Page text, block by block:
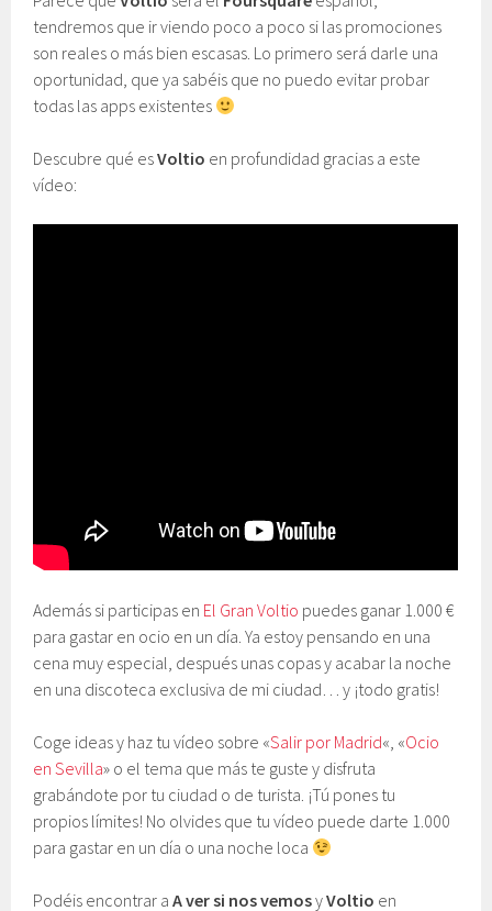
tendremos que ir viendo poco a poco si las promociones
son reales o más bien escasas. Lo primero será darle una
oportunidad, que ya sabéis que no puedo evitar probar
todas las apps existentes
Descubre qué esVoltio en profundidad gracias a este
vídeo:
Además si participas en El Gran Voltio puedes ganar 1.000 €
para gastar en ocio en un día. Ya estoy pensando en una
cena muy especial, después unas copas y acabar la noche
en una discoteca exclusiva de mi ciudad… y ¡todo gratis!
Coge ideas y haz tu vídeo sobre «Salir por Madrid«, «Ocio
en Sevilla» o el tema que más te guste y disfruta
grabándote por tu ciudad o de turista. ¡Tú pones tu
propios límites! No olvides que tu vídeo puede darte 1.000
para gastar en un día o una noche loca
Podéis encontrar aA ver si nos vemosyVoltio en